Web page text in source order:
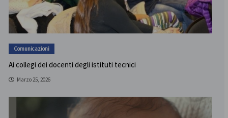
Comunicazioni
Ai collegi dei docenti degli istituti tecnici
Marzo 25, 2026